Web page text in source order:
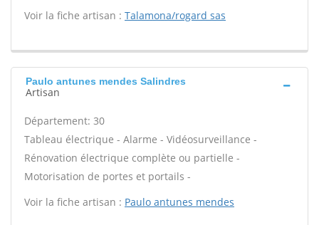
Voir la fiche artisan : Talamona/rogard sas
Paulo antunes mendes Salindres
Artisan
Département: 30
Tableau électrique - Alarme - Vidéosurveillance -
Rénovation électrique complète ou partielle -
Motorisation de portes et portails -
Voir la fiche artisan : Paulo antunes mendes